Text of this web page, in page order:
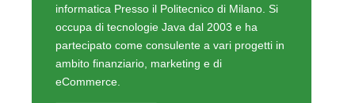
informatica Presso il Politecnico di Milano. Si
occupa di tecnologie Java dal 2003 e ha
partecipato come consulente a vari progetti in
ambito finanziario, marketing e di
eCommerce.